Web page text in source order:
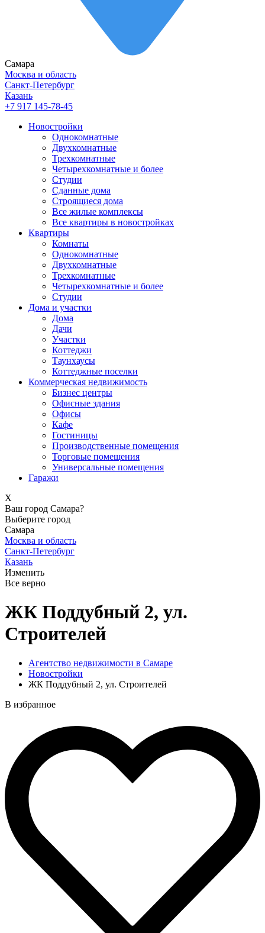
Самара
Москва и область
Санкт-Петербург
Казань
+7 917 145-78-45
Новостройки
Однокомнатные
Двухкомнатные
Трехкомнатные
Четырехкомнатные и более
Студии
Сданные дома
Строящиеся дома
Все жилые комплексы
Все квартиры в новостройках
Квартиры
Комнаты
Однокомнатные
Двухкомнатные
Трехкомнатные
Четырехкомнатные и более
Студии
Дома и участки
Дома
Дачи
Участки
Коттеджи
Таунхаусы
Коттеджные поселки
Коммерческая недвижимость
Бизнес центры
Офисные здания
Офисы
Кафе
Гостиницы
Производственные помещения
Торговые помещения
Универсальные помещения
Гаражи
X
Ваш город Самара?
Выберите город
Самара
Москва и область
Санкт-Петербург
Казань
Изменить
Все верно
ЖК Поддубный 2, ул.
Строителей
Агентство недвижимости в Самаре
Новостройки
ЖК Поддубный 2, ул. Строителей
В избранное